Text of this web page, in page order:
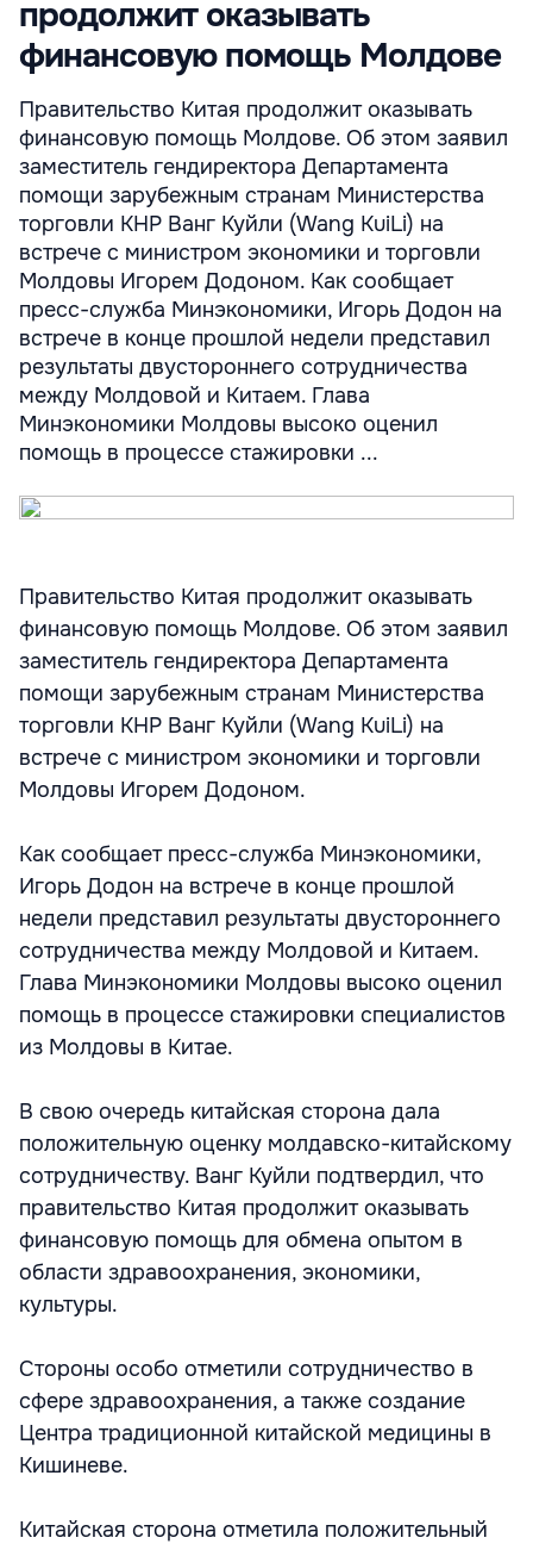
продолжит оказывать
финансовую помощь Молдове
Правительство Китая продолжит оказывать
финансовую помощь Молдове. Об этом заявил
заместитель гендиректора Департамента
помощи зарубежным странам Министерства
торговли КНР Ванг Куйли (Wang KuiLi) на
встрече с министром экономики и торговли
Молдовы Игорем Додоном. Как сообщает
пресс-служба Минэкономики, Игорь Додон на
встрече в конце прошлой недели представил
результаты двустороннего сотрудничества
между Молдовой и Китаем. Глава
Минэкономики Молдовы высоко оценил
помощь в процессе стажировки ...
Правительство Китая продолжит оказывать
финансовую помощь Молдове. Об этом заявил
заместитель гендиректора Департамента
помощи зарубежным странам Министерства
торговли КНР Ванг Куйли (Wang KuiLi) на
встрече с министром экономики и торговли
Молдовы Игорем Додоном.
Как сообщает пресс-служба Минэкономики,
Игорь Додон на встрече в конце прошлой
недели представил результаты двустороннего
сотрудничества между Молдовой и Китаем.
Глава Минэкономики Молдовы высоко оценил
помощь в процессе стажировки специалистов
из Молдовы в Китае.
В свою очередь китайская сторона дала
положительную оценку молдавско-китайскому
сотрудничеству. Ванг Куйли подтвердил, что
правительство Китая продолжит оказывать
финансовую помощь для обмена опытом в
области здравоохранения, экономики,
культуры.
Стороны особо отметили сотрудничество в
сфере здравоохранения, а также создание
Центра традиционной китайской медицины в
Кишиневе.
Китайская сторона отметила положительный